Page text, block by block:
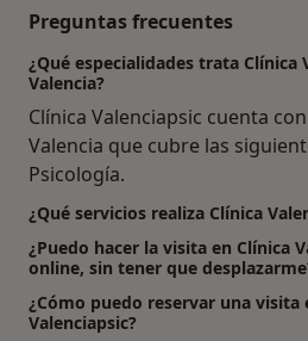
Preguntas frecuentes
¿Qué especialidades trata Clínica
Valencia?
Clínica Valenciapsic cuenta
Valencia que cubre las
Psicología.
¿Qué servicios realiza Clínica
¿Puedo hacer la visita en Clínica
online, sin tener que
¿Cómo puedo reservar una visita
Valenciapsic?